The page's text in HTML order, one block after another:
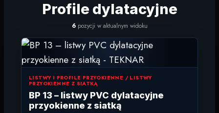
Profile dylatacyjne
6pozycji w aktualnym widoku
LISTWY I PROFILE PRZYOKIENNE / LISTWY
PRZYOKIENNE Z SIATKĄ
BP 13 – listwy PVC dylatacyjne
przyokienne z siatką